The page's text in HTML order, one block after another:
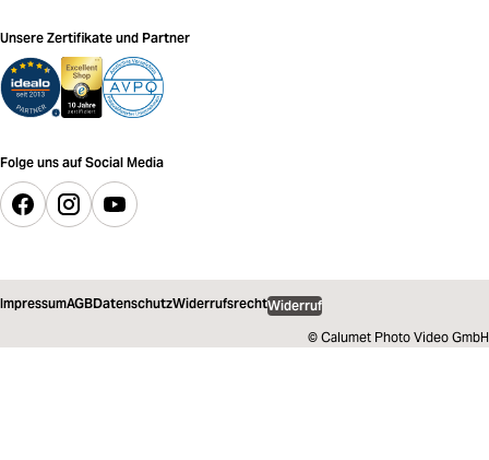
Unsere Zertifikate und Partner
Folge uns auf Social Media
ImpressumAGBDatenschutzWiderrufsrechtWiderruf
© Calumet Photo Video GmbH